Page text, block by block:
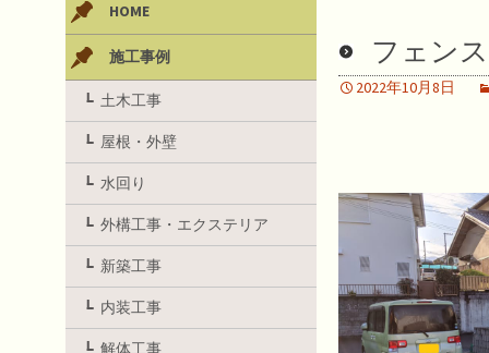
フェン
2022年10月8日
HOME
施工事例
土木工事
屋根・外壁
水回り
外構工事・エクステリア
新築工事
内装工事
解体工事